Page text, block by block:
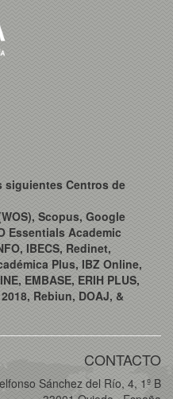
siguientes Centros de
Scopus, Google
Essentials Academic
IBECS, Redinet,
Plus, IBZ Online,
EMBASE, ERIH PLUS,
Rebiun, DOAJ, &
CONTACTO
Sánchez del Río, 4, 1º B